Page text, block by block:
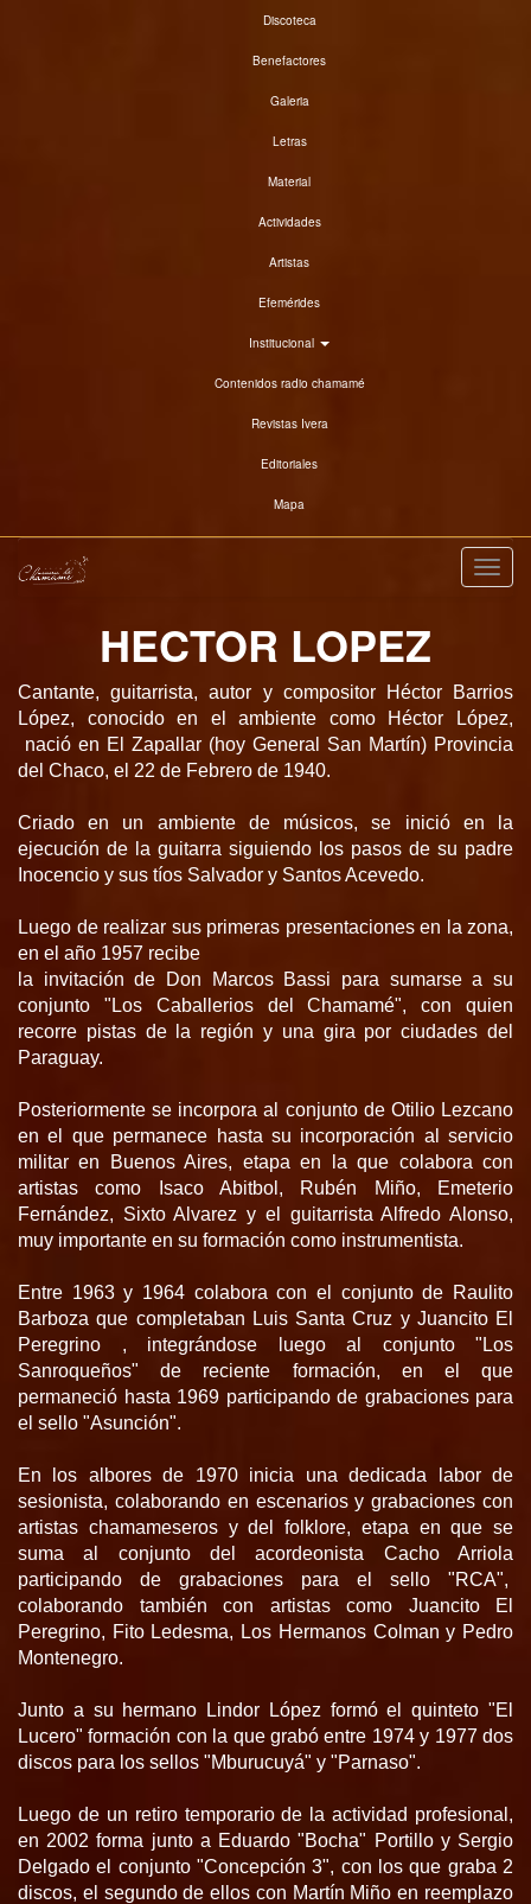
Discoteca
Benefactores
Galeria
Letras
Material
Actividades
Artistas
Efemérides
Institucional
Contenidos radio chamamé
Revistas Ivera
Editoriales
Mapa
HECTOR LOPEZ
Cantante, guitarrista, autor y compositor Héctor Barrios
López, conocido en el ambiente como Héctor López,
nació en El Zapallar (hoy General San Martín) Provincia
del Chaco, el 22 de Febrero de 1940.
Criado en un ambiente de músicos, se inició en la
ejecución de la guitarra siguiendo los pasos de su padre
Inocencio y sus tíos Salvador y Santos Acevedo.
Luego de realizar sus primeras presentaciones en la zona,
en el año 1957 recibe
la invitación de Don Marcos Bassi para sumarse a su
conjunto "Los Caballerios del Chamamé", con quien
recorre pistas de la región y una gira por ciudades del
Paraguay.
Posteriormente se incorpora al conjunto de Otilio Lezcano
en el que permanece hasta su incorporación al servicio
militar en Buenos Aires, etapa en la que colabora con
artistas como Isaco Abitbol, Rubén Miño, Emeterio
Fernández, Sixto Alvarez y el guitarrista Alfredo Alonso,
muy importante en su formación como instrumentista.
Entre 1963 y 1964 colabora con el conjunto de Raulito
Barboza que completaban Luis Santa Cruz y Juancito El
Peregrino , integrándose luego al conjunto "Los
Sanroqueños" de reciente formación, en el que
permaneció hasta 1969 participando de grabaciones para
el sello "Asunción".
En los albores de 1970 inicia una dedicada labor de
sesionista, colaborando en escenarios y grabaciones con
artistas chamameseros y del folklore, etapa en que se
suma al conjunto del acordeonista Cacho Arriola
participando de grabaciones para el sello "RCA",
colaborando también con artistas como Juancito El
Peregrino, Fito Ledesma, Los Hermanos Colman y Pedro
Montenegro.
Junto a su hermano Lindor López formó el quinteto "El
Lucero" formación con la que grabó entre 1974 y 1977 dos
discos para los sellos "Mburucuyá" y "Parnaso".
Luego de un retiro temporario de la actividad profesional,
en 2002 forma junto a Eduardo "Bocha" Portillo y Sergio
Delgado el conjunto "Concepción 3", con los que graba 2
discos, el segundo de ellos con Martín Miño en reemplazo